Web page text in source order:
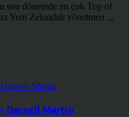
son dönemde en çok Top of
Yeni Zelandalı yönetmen ...
Darnell Martin